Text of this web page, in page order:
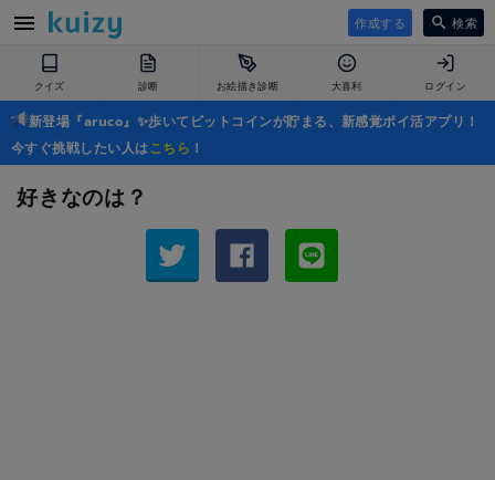
作成する 検索
クイズ 診断 お絵描き診断 大喜利 ログイン
新登場『aruco』✨歩いてビットコインが貯まる、新感覚ポイ活アプリ！
今すぐ挑戦したい人はこちら ！
好きなのは？